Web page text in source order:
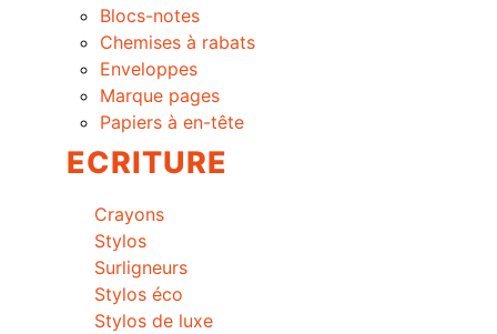
Blocs-notes
Chemises à rabats
Enveloppes
Marque pages
Papiers à en-tête
ECRITURE
Crayons
Stylos
Surligneurs
Stylos éco
Stylos de luxe